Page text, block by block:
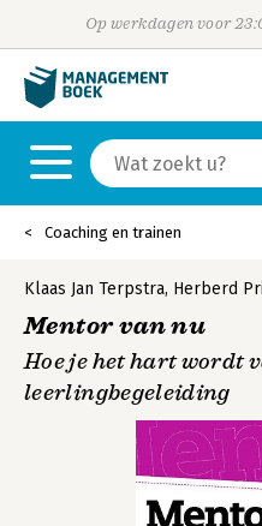
Op werkdagen voor
Coaching en trainen
Klaas Jan Terpstra, Herberd
Mentor van nu
Hoe je het hart wordt
leerlingbegeleiding